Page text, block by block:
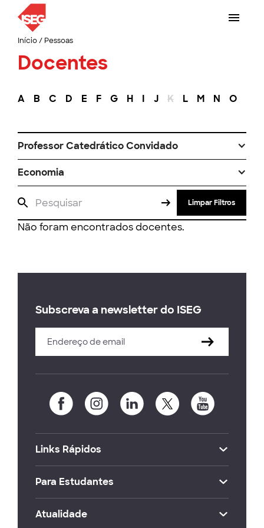
Início/ Pessoas
Docentes
A B C D E F G H I J K L M N O
Professor Catedrático Convidado
Economia
Limpar Filtros
Não foram encontrados docentes.
Subscreva a newsletter do ISEG
Links Rápidos
Para Estudantes
Atualidade